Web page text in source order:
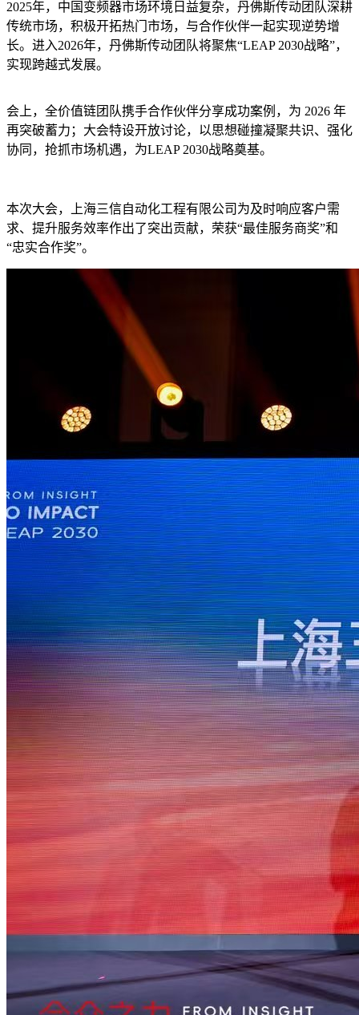
2025年，中国变频器市场环境日益复杂，丹佛斯传动团队深耕
传统市场，积极开拓热门市场，与合作伙伴一起实现逆势增
长。进入2026年，丹佛斯传动团队将聚焦“LEAP 2030战略”，
实现跨越式发展。
会上，全价值链团队携手合作伙伴分享成功案例，为 2026 年
再突破蓄力；大会特设开放讨论，以思想碰撞凝聚共识、强化
协同，抢抓市场机遇，为LEAP 2030战略奠基。
本次大会，上海三信自动化工程有限公司为及时响应客户需
求、提升服务效率作出了突出贡献，荣获“最佳服务商奖”和
“忠实合作奖”。